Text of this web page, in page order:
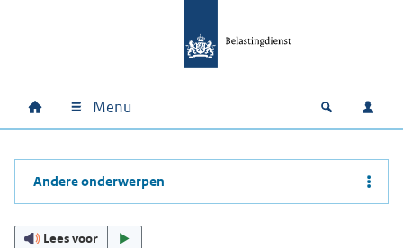
Hoofdnavigatie
Home Menu Open
Andere onderwerpen
Lees voor